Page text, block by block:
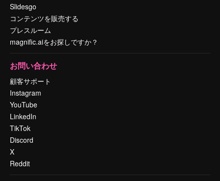
Slidesgo
コンテンツを販売する
プレスルーム
magnific.aiをお探しですか？
お問い合わせ
顧客サポート
Instagram
YouTube
LinkedIn
TikTok
Discord
X
Reddit